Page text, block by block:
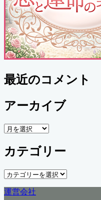
最近のコメント
アーカイブ
ア
カ
イ
ブ
カテゴリー
カ
ゴ
運営会社